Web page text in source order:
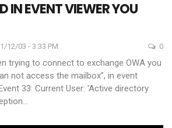
IN EVENT VIEWER YOU
12/03 - 3:33 PM 0
trying to connect to exchange OWA you
not access the mailbox”, in event
33: Current User: 'Active directory
…